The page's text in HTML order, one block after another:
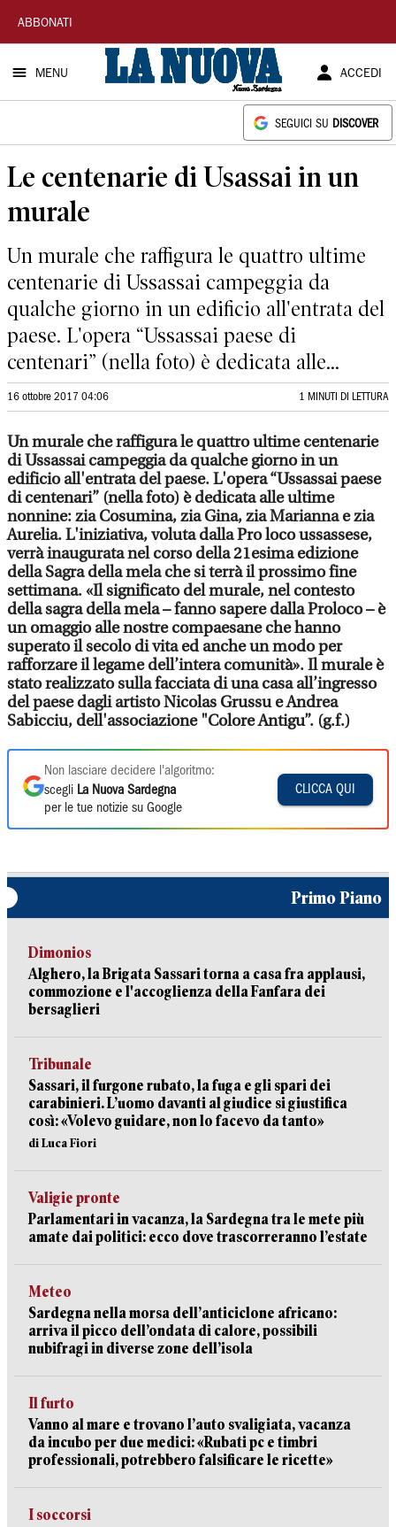
La
Nuova
Sardegna
ABBONATI
MENU ACCEDI
SEGUICI SU DISCOVER
Le centenarie di Usassai in un
murale
Un murale che raffigura le quattro ultime
centenarie di Ussassai campeggia da
qualche giorno in un edificio all'entrata del
paese. L'opera “Ussassai paese di
centenari” (nella foto) è dedicata alle...
16 ottobre 2017 04:06 1 MINUTI DI LETTURA
Un murale che raffigura le quattro ultime centenarie
di Ussassai campeggia da qualche giorno in un
edificio all'entrata del paese. L'opera “Ussassai paese
di centenari” (nella foto) è dedicata alle ultime
nonnine: zia Cosumina, zia Gina, zia Marianna e zia
Aurelia. L'iniziativa, voluta dalla Pro loco ussassese,
verrà inaugurata nel corso della 21esima edizione
della Sagra della mela che si terrà il prossimo fine
settimana. «Il significato del murale, nel contesto
della sagra della mela – fanno sapere dalla Proloco – è
un omaggio alle nostre compaesane che hanno
superato il secolo di vita ed anche un modo per
rafforzare il legame dell’intera comunità». Il murale è
stato realizzato sulla facciata di una casa all’ingresso
del paese dagli artisto Nicolas Grussu e Andrea
Sabicciu, dell'associazione "Colore Antigu”. (g.f.)
Non lasciare decidere l'algoritmo:
scegli La Nuova Sardegna
per le tue notizie su Google
CLICCA QUI
Primo Piano
Dimonios
Alghero, la Brigata Sassari torna a casa fra applausi,
commozione e l'accoglienza della Fanfara dei
bersaglieri
Tribunale
Sassari, il furgone rubato, la fuga e gli spari dei
carabinieri. L’uomo davanti al giudice si giustifica
così: «Volevo guidare, non lo facevo da tanto»
di Luca Fiori
Valigie pronte
Parlamentari in vacanza, la Sardegna tra le mete più
amate dai politici: ecco dove trascorreranno l’estate
Meteo
Sardegna nella morsa dell’anticiclone africano:
arriva il picco dell’ondata di calore, possibili
nubifragi in diverse zone dell’isola
Il furto
Vanno al mare e trovano l’auto svaligiata, vacanza
da incubo per due medici: «Rubati pc e timbri
professionali, potrebbero falsificare le ricette»
I soccorsi